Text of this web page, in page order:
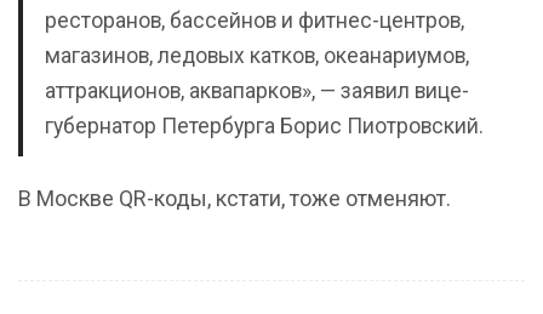
ресторанов, бассейнов и фитнес-центров,
магазинов, ледовых катков, океанариумов,
аттракционов, аквапарков», — заявил вице-
губернатор Петербурга Борис Пиотровский.
В Москве QR-коды, кстати, тоже отменяют.